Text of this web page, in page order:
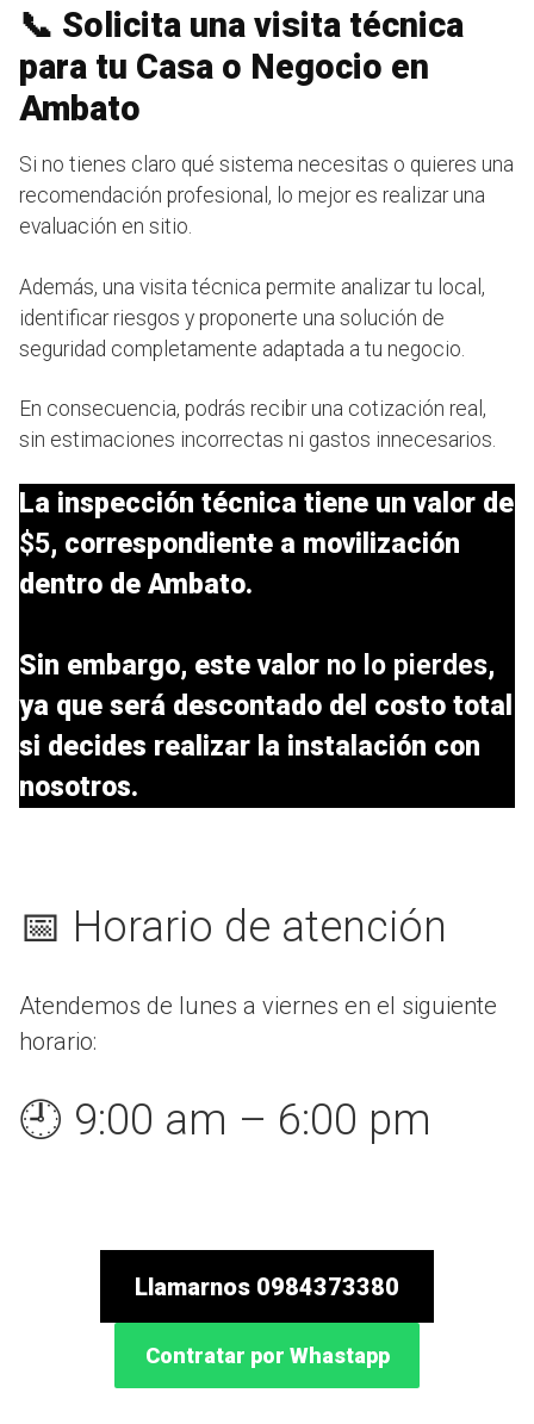
📞 Solicita una visita técnica
para tu Casa o Negocio en
Ambato
Si no tienes claro qué sistema necesitas o quieres una
recomendación profesional, lo mejor es realizar una
evaluación en sitio.
Además, una visita técnica permite analizar tu local,
identificar riesgos y proponerte una solución de
seguridad completamente adaptada a tu negocio.
En consecuencia, podrás recibir una cotización real,
sin estimaciones incorrectas ni gastos innecesarios.
La inspección técnica tiene un valor de
$5, correspondiente a movilización
dentro de Ambato.
Sin embargo, este valor no lo pierdes,
ya que será descontado del costo total
si decides realizar la instalación con
nosotros.
📅 Horario de atención
Atendemos de lunes a viernes en el siguiente
horario:
🕘 9:00 am – 6:00 pm
Llamarnos 0984373380
Contratar por Whastapp